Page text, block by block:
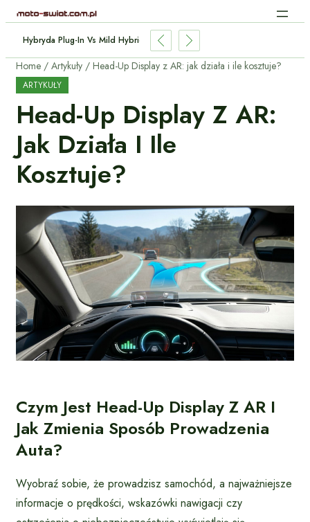
Aut Elektrycznych: Jak Działa Bez Kabli?
Home Artykuły Head-Up Display z AR: jak działa i ile kosztuje?
ARTYKUŁY
Head-Up Display Z AR:
Jak Działa I Ile
Kosztuje?
Czym Jest Head-Up Display Z AR I
Jak Zmienia Sposób Prowadzenia
Auta?
Wyobraź sobie, że prowadzisz samochód, a najważniejsze
informacje o prędkości, wskazówki nawigacji czy